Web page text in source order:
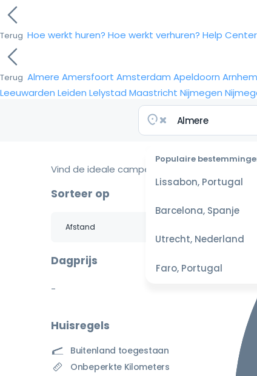
Terug Hoe werkt huren? Hoe werkt verhuren? Help Center
Terug Almere Amersfoort Amsterdam Apeldoorn Arnhem
Leeuwarden Leiden Lelystad Maastricht Nijmegen
Populaire
Lissabon, Portugal
Barcelona, Spanje
Utrecht, Nederland
Faro, Portugal
Vind de ideale camper voor je reis
Sorteer op
Dagprijs
-
Huisregels
Buitenland toegestaan
Onbeperkte Kilometers